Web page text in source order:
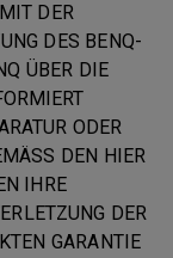
DER
DES BENQ-
ÜBER DIE
ODER
DEN HIER
IHRE
DER
GARANTIE